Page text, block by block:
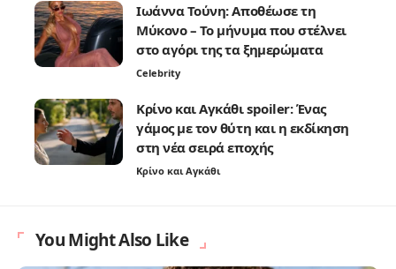
Ιωάννα Τούνη: Αποθέωσε τη
Μύκονο – Το μήνυμα που στέλνει
στο αγόρι της τα ξημερώματα
Celebrity
Κρίνο και Αγκάθι spoiler: Ένας
γάμος με τον θύτη και η εκδίκηση
στη νέα σειρά εποχής
Κρίνο και Αγκάθι
You Might Also Like